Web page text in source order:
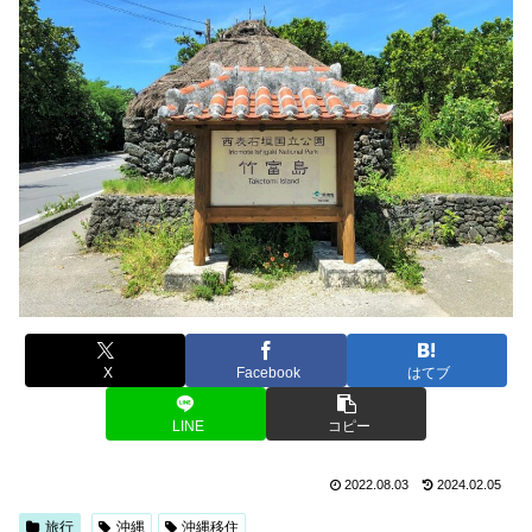
X Facebook はてブ
LINE コピー
2022.08.03 2024.02.05
旅行 沖縄 沖縄移住